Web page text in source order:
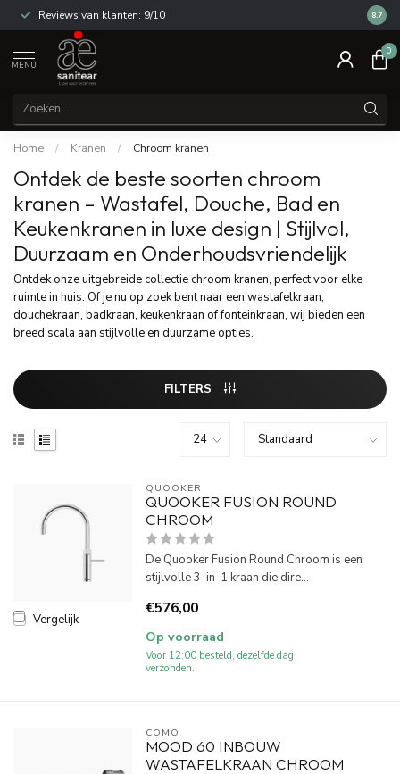
Reviews van klanten: 9/10 14
8.7
MENU
0
Home / Kranen / Chroom kranen
Ontdek de beste soorten chroom
kranen – Wastafel, Douche, Bad en
Keukenkranen in luxe design | Stijlvol,
Duurzaam en Onderhoudsvriendelijk
Ontdek onze uitgebreide collectie chroom kranen, perfect voor elke
ruimte in huis. Of je nu op zoek bent naar een wastafelkraan,
douchekraan, badkraan, keukenkraan of fonteinkraan, wij bieden een
breed scala aan stijlvolle en duurzame opties.
FILTERS
Vergelijk
QUOOKER
QUOOKER FUSION ROUND
CHROOM
De Quooker Fusion Round Chroom is een
stijlvolle 3-in-1 kraan die dire...
€576,00
Op voorraad
Voor 12:00 besteld, dezelfde dag
verzonden.
COMO
MOOD 60 INBOUW
WASTAFELKRAAN CHROOM